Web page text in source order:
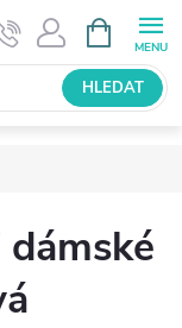
NÁKUPNÍ
KOŠÍK
HLEDAT